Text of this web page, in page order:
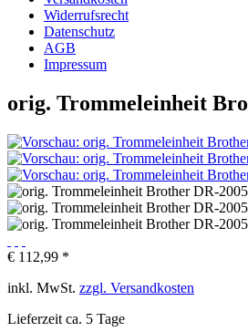
Widerrufsrecht
Datenschutz
AGB
Impressum
orig. Trommeleinheit
€ 112,99 *
inkl. MwSt. zzgl. Versandkosten
Lieferzeit ca. 5 Tage